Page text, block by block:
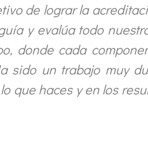
de lograr la
y evalúa todo
donde cada
sido un trabajo muy
que haces y en los